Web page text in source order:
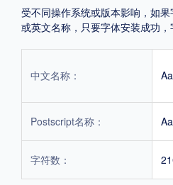
中国大陆 中国港澳台
POP字体下载 字库打包下载
字体新闻 字体文章 字
受不同操作系统或版本影响，如
或英文名称，只要字体安装成功
中文名称：
Postscript名称：
字符数：